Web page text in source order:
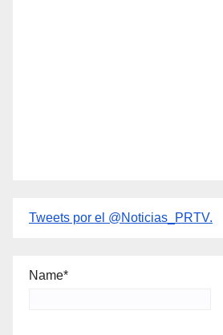
Tweets por el @Noticias_PRTV.
Name*